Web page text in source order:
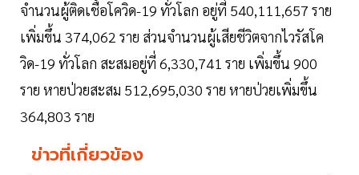
จำนวนผู้ติดเชื้อโควิด-19 ทั่วโลก อยู่ที่ 540,111,657 ราย
เพิ่มขึ้น 374,062 ราย ส่วนจำนวนผู้เสียชีวิตจากไวรัสโค
วิด-19 ทั่วโลก สะสมอยู่ที่ 6,330,741 ราย เพิ่มขึ้น 900
ราย หายป่วยสะสม 512,695,030 ราย หายป่วยเพิ่มขึ้น
364,803 ราย
ข่าวที่เกี่ยวข้อง